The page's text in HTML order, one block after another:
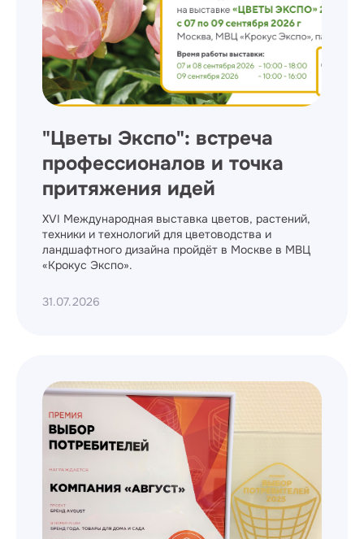
"Цветы Экспо": встреча
профессионалов и точка
притяжения идей
XVI Международная выставка цветов, растений,
техники и технологий для цветоводства и
ландшафтного дизайна пройдёт в Москве в МВЦ
«Крокус Экспо».
31.07.2026